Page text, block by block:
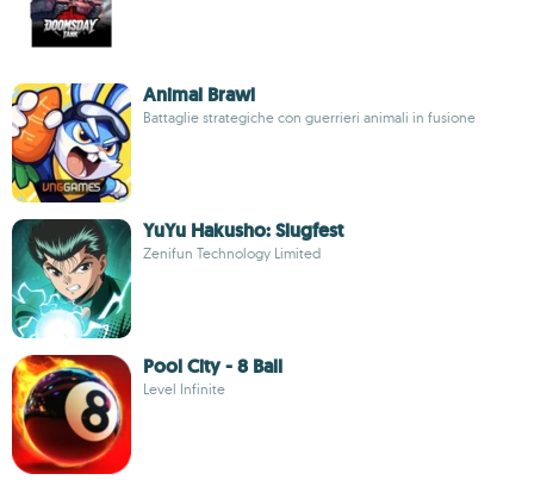
Animal Brawl
Battaglie strategiche con guerrieri animali in fusione
YuYu Hakusho: Slugfest
Zenifun Technology Limited
Pool City - 8 Ball
Level Infinite